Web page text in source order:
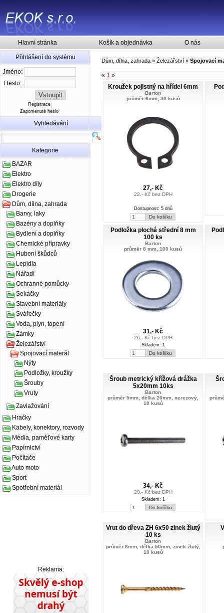
Hlavní stránka Košík a objednávka O nás
Přihlášení do systému
Jméno:
Heslo:
Registrace
Zapomenuté heslo
Vyhledávání
Kategorie
BAZAR
Elektro
Elektro díly
Drogerie
Dům, dílna, zahrada
Barvy, laky
Bazény a doplňky
Bydlení a doplňky
Chemické přípravky
Hubení škůdců
Lepidla
Nářadí
Ochranné pomůcky
Sekačky
Stavební materiály
Svářečky
Voda, plyn, topení
Zámky
Železářství
Spojovací materál
Nýty
Podložky, kroužky
Šrouby
Vruty
Zavlažování
Hračky
Kabely, konektory, rozvody
Média, paměťové karty
Papírnictví
Počítače
Auto moto
Sport
Spotřební materiál
Reklama:
Dům, dílna, zahrada » Železářství » Spojovací
« 1 »
Kroužek pojistný na hřídel 6mm
Barton
průměr 6mm, 30 kusů
27,- Kč
22,- Kč bez DPH
Dostupnost: 5 dnů
Podložka plochá střední 8 mm
100 ks
Barton
průměr 8 mm, 100 kusů
31,- Kč
26,- Kč bez DPH
Skladem: 1
Šroub metrický křížová drážka
5x20mm 10ks
Barton
průměr 5mm, délka 20mm, nerezový,
10 kusů
34,- Kč
28,- Kč bez DPH
Skladem: 1
Vrut do dřeva ZH 6x50 zinek žlutý
10 ks
Barton
průměr 6mm, délka 50mm, zinek žlutý,
10 kusů